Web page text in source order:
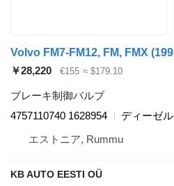
￥28,220 €155 ≈ $179.10
ブレーキ制御バルブ
4757110740 1628954
ディーゼル
エストニア, Rummu
KB AUTO EESTI OÜ